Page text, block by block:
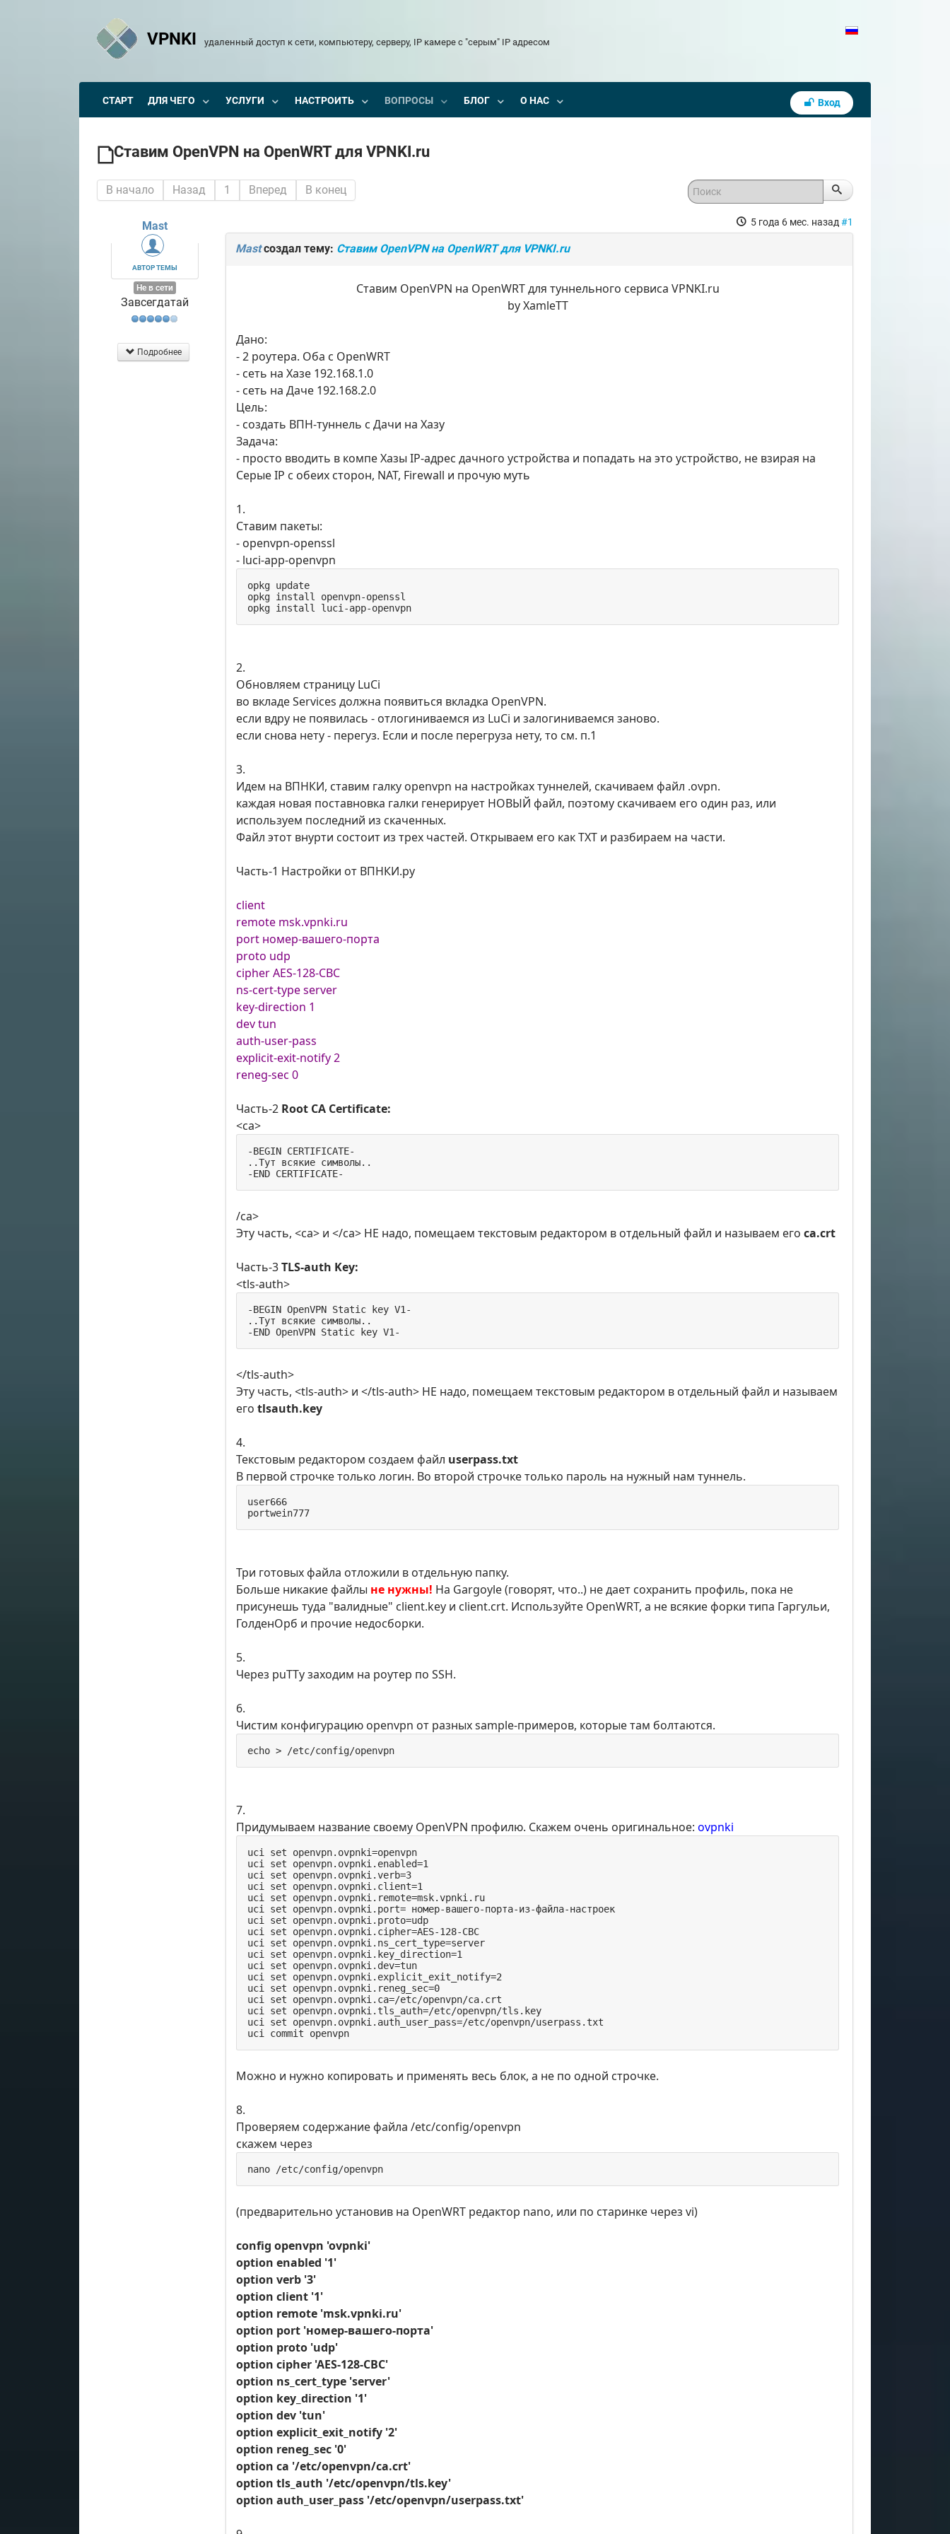
VPNKI удаленный доступ к сети, компьютеру, серверу, IP камере с "серым" IP адресом
СТАРТ ДЛЯ ЧЕГО УСЛУГИ НАСТРОИТЬ ВОПРОСЫ БЛОГ О НАС Вход
Ставим OpenVPN на OpenWRT для VPNKI.ru
В начало Назад 1 Вперед В конец
Mast
АВТОР ТЕМЫ
Не в сети
Завсегдатай
Подробнее
5 года 6 мес. назад #1
Mastсоздал тему: Ставим OpenVPN на OpenWRT для VPNKI.ru
Ставим OpenVPN на OpenWRT для туннельного сервиса VPNKI.ru
by XamleTT
Дано:
- 2 роутера. Оба с OpenWRT
- сеть на Хазе 192.168.1.0
- сеть на Даче 192.168.2.0
Цель:
- создать ВПН-туннель с Дачи на Хазу
Задача:
- просто вводить в компе Хазы IP-адрес дачного устройства и попадать на это устройство, не взирая на
Серые IP с обеих сторон, NAT, Firewall и прочую муть
1.
Ставим пакеты:
- openvpn-openssl
- luci-app-openvpn
opkg update
opkg install openvpn-openssl
opkg install luci-app-openvpn
2.
Обновляем страницу LuCi
во вкладе Services должна появиться вкладка OpenVPN.
если вдру не появилась - отлогиниваемся из LuCi и залогиниваемся заново.
если снова нету - перегуз. Если и после перегруза нету, то см. п.1
3.
Идем на ВПНКИ, ставим галку openvpn на настройках туннелей, скачиваем файл .ovpn.
каждая новая поставновка галки генерирует НОВЫЙ файл, поэтому скачиваем его один раз, или
используем последний из скаченных.
Файл этот внурти состоит из трех частей. Открываем его как ТХТ и разбираем на части.
Часть-1 Настройки от ВПНКИ.ру
client
remote msk.vpnki.ru
port номер-вашего-порта
proto udp
cipher AES-128-CBC
ns-cert-type server
key-direction 1
dev tun
auth-user-pass
explicit-exit-notify 2
reneg-sec 0
Часть-2 Root CA Certificate:
<ca>
-BEGIN CERTIFICATE-
..Тут всякие символы..
-END CERTIFICATE-
/ca>
Эту часть, <ca> и </ca> НЕ надо, помещаем текстовым редактором в отдельный файл и называем егоca.crt
Часть-3TLS-auth Key:
<tls-auth>
-BEGIN OpenVPN Static key V1-
..Тут всякие символы..
-END OpenVPN Static key V1-
</tls-auth>
Эту часть, <tls-auth> и </tls-auth> НЕ надо, помещаем текстовым редактором в отдельный файл и называем
его tlsauth.key
4.
Текстовым редактором создаем файл userpass.txt
В первой строчке только логин. Во второй строчке только пароль на нужный нам туннель.
user666
portwein777
Три готовых файла отложили в отдельную папку.
Больше никакие файлы не нужны! На Gargoyle (говорят, что..) не дает сохранить профиль, пока не
присунешь туда "валидные" client.key и client.crt. Используйте OpenWRT, а не всякие форки типа Гаргульи,
ГолденОрб и прочие недосборки.
5.
Через puTTy заходим на роутер по SSH.
6.
Чистим конфигурацию openvpn от разных sample-примеров, которые там болтаются.
echo > /etc/config/openvpn
7.
Придумываем название своему OpenVPN профилю. Скажем очень оригинальное:ovpnki
uci set openvpn.ovpnki=openvpn
uci set openvpn.ovpnki.enabled=1
uci set openvpn.ovpnki.verb=3
uci set openvpn.ovpnki.client=1
uci set openvpn.ovpnki.remote=msk.vpnki.ru
uci set openvpn.ovpnki.port= номер-вашего-порта-из-файла-настроек
uci set openvpn.ovpnki.proto=udp
uci set openvpn.ovpnki.cipher=AES-128-CBC
uci set openvpn.ovpnki.ns_cert_type=server
uci set openvpn.ovpnki.key_direction=1
uci set openvpn.ovpnki.dev=tun
uci set openvpn.ovpnki.explicit_exit_notify=2
uci set openvpn.ovpnki.reneg_sec=0
uci set openvpn.ovpnki.ca=/etc/openvpn/ca.crt
uci set openvpn.ovpnki.tls_auth=/etc/openvpn/tls.key
uci set openvpn.ovpnki.auth_user_pass=/etc/openvpn/userpass.txt
uci commit openvpn
Можно и нужно копировать и применять весь блок, а не по одной строчке.
8.
Проверяем содержание файла /etc/config/openvpn
скажем через
nano /etc/config/openvpn
(предварительно установив на OpenWRT редaктор nano, или по старинке через vi)
config openvpn 'ovpnki'
option enabled '1'
option verb '3'
option client '1'
option remote 'msk.vpnki.ru'
option port 'номер-вашего-порта'
option proto 'udp'
option cipher 'AES-128-CBC'
option ns_cert_type 'server'
option key_direction '1'
option dev 'tun'
option explicit_exit_notify '2'
option reneg_sec '0'
option ca '/etc/openvpn/ca.crt'
option tls_auth '/etc/openvpn/tls.key'
option auth_user_pass '/etc/openvpn/userpass.txt'